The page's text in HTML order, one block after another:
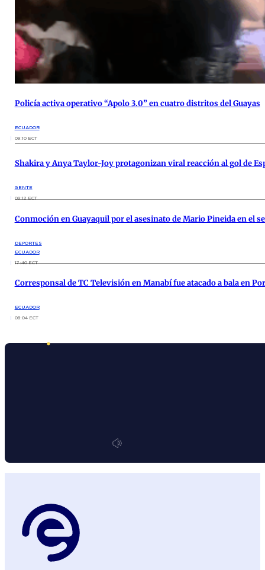
Policía activa operativo “Apolo 3.0” en cuatro distritos del Guayas
ECUADOR
09:10 ECT
Shakira y Anya Taylor-Joy protagonizan viral reacción al gol de
GENTE
09:12 ECT
Conmoción en Guayaquil por el asesinato de Mario Pineida en el
DEPORTES
ECUADOR
17:40 ECT
Corresponsal de TC Televisión en Manabí fue atacado a bala en
ECUADOR
08:04 ECT